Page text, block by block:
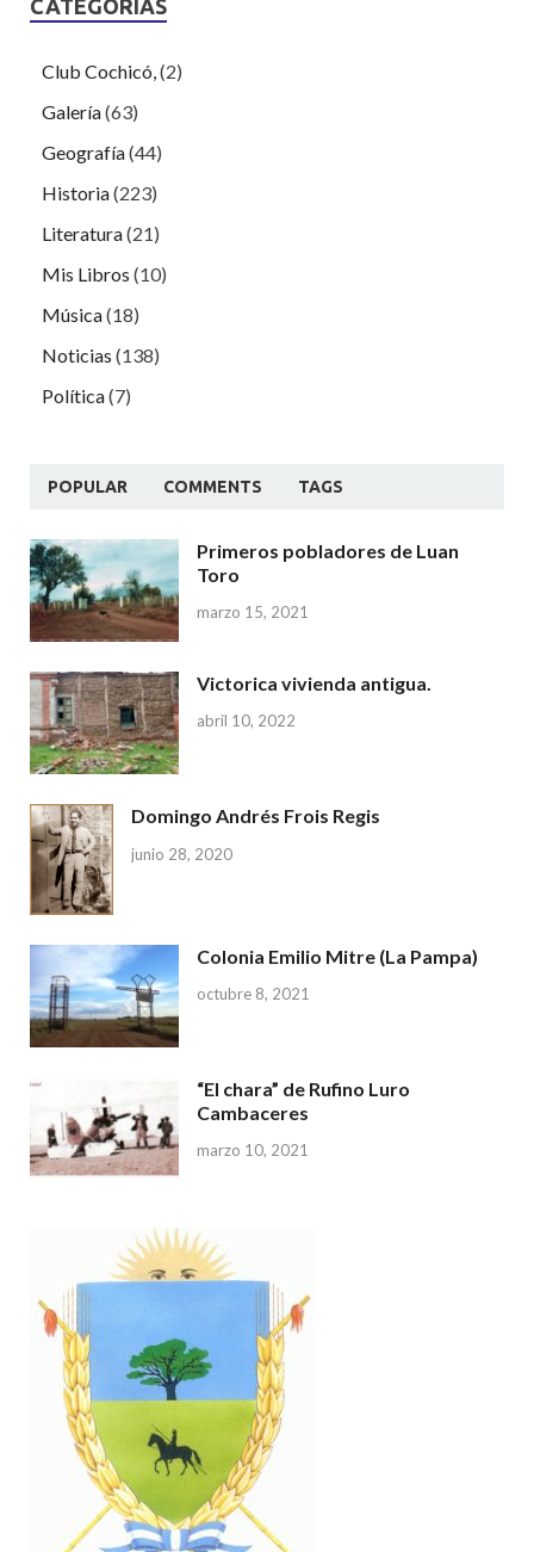
CATEGORÍAS
Club Cochicó, (2)
Galería(63)
Geografía(44)
Historia(223)
Literatura(21)
Mis Libros (10)
Música(18)
Noticias (138)
Política(7)
POPULAR COMMENTS TAGS
Primeros pobladores de Luan
Toro
marzo 15, 2021
Victorica vivienda antigua.
abril 10, 2022
Domingo Andrés Frois Regis
junio 28, 2020
Colonia Emilio Mitre (La Pampa)
octubre 8, 2021
“El chara” de Rufino Luro
Cambaceres
marzo 10, 2021